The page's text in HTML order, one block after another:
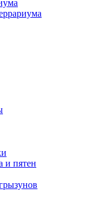
и пятен